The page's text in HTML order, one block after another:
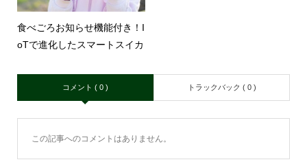
食べごろお知らせ機能付き！I
oTで進化したスマートスイカ
コメント ( 0 ) トラックバック ( 0 )
この記事へのコメントはありません。